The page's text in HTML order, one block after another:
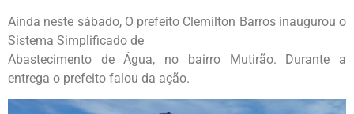
Ainda neste sábado, O prefeito Clemilton Barros inaugurou o
Sistema Simplificado de
Abastecimento de Água, no bairro Mutirão. Durante a
entrega o prefeito falou da ação.